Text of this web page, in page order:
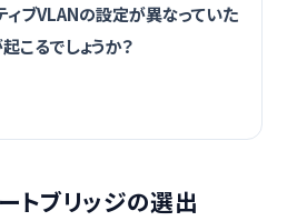
ィブVLANの設定が異なっていた
こるでしょうか？
トブリッジの選出